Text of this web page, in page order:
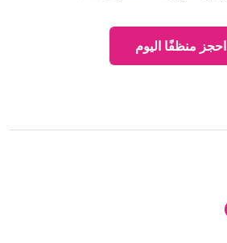
احجز منظفًا اليوم